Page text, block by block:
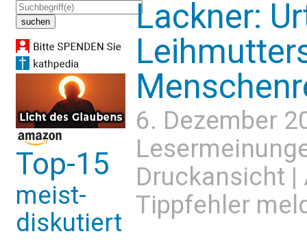
Top-15
meist-
diskutiert
Lackner:
6. Dezember
Druckansicht |
Tippfehler